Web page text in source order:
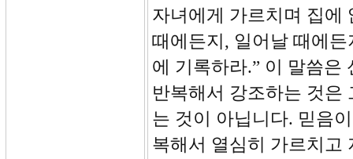
자녀에게 가르치며 집에
때에든지, 일어날 때에
에 기록하라.” 이 말씀은
반복해서 강조하는 것은
는 것이 아닙니다. 믿음
복해서 열심히 가르치고